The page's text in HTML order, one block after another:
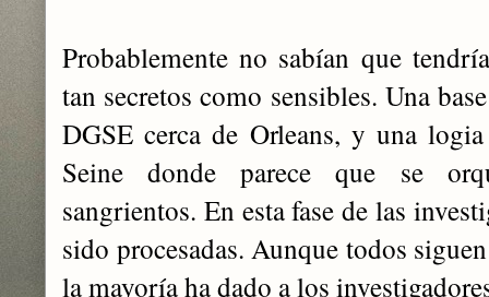
Probablemente no sabían que
tan secretos como sensibles. Una
DGSE cerca de Orleans, y una
Seine donde parece que se
sangrientos. En esta fase de las
sido procesadas. Aunque todos
la mayoría ha dado a los